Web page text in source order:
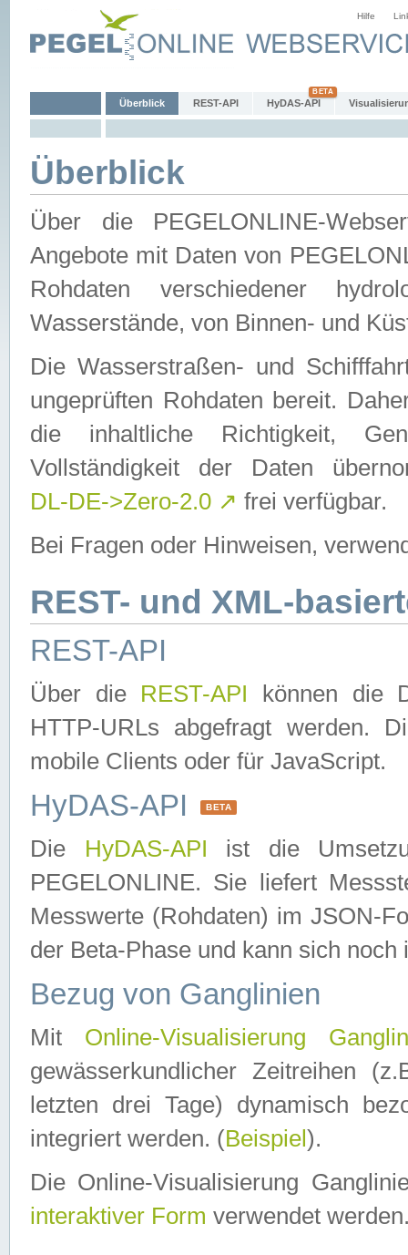
Hilfe
Überblick REST-API HyDAS-API
Überblick
Über die PEGELONLINE-
Angebote mit Daten von
Rohdaten verschiedener
Wasserstände, von Binnen- und
Die Wasserstraßen- und
ungeprüften Rohdaten bereit.
die inhaltliche Richtigkeit,
Vollständigkeit der Daten
DL-DE->Zero-2.0 ↗ frei verfügbar.
Bei Fragen oder Hinweisen,
REST- und XML-
REST-API
Über die REST-API können die
HTTP-URLs abgefragt werden.
mobile Clients oder für JavaScript.
HyDAS-API BETA
Die HyDAS-API ist die
PEGELONLINE. Sie liefert
Messwerte (Rohdaten) im JSON-
der Beta-Phase und kann sich noch
Bezug von Ganglinien
Mit Online-Visualisierung
gewässerkundlicher Zeitreihen
letzten drei Tage) dynamisch
integriert werden. (Beispiel ).
Die Online-Visualisierung
interaktiver Form verwendet